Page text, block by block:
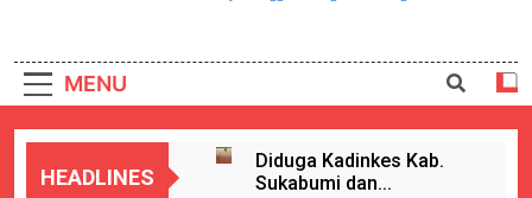
MENU
HEADLINES
Diduga Kadinkes Kab.
Sukabumi dan